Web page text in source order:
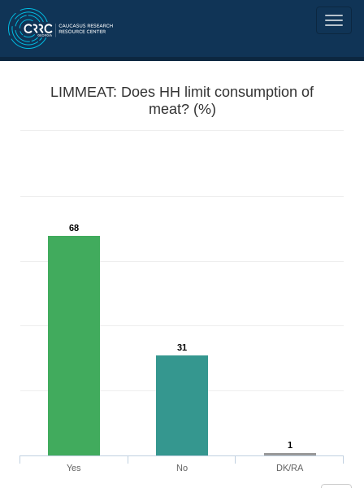
LIMMEAT: Does HH limit consumption of
meat? (%)
68
31
1
Yes No DK/RA